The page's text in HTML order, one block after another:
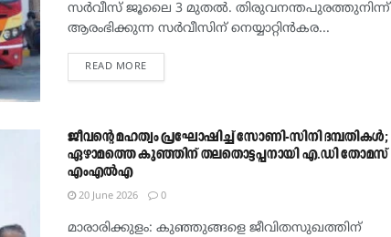
സർവീസ് ജൂലൈ 3 മുതൽ. തിരുവനന്തപുരത്തുനിന്ന്
ആരംഭിക്കുന്ന സർവീസിന് നെയ്യാറ്റിൻകര...
READ MOREDETAILS
ജീവന്റെ മഹത്വം പ്രഘോഷിച്ച് സോണി-സിനി ദമ്പതികൾ;
ഏഴാമത്തെ കുഞ്ഞിന് തലതൊട്ടപ്പനായി എ.ഡി തോമസ്
എംഎൽഎ
20 June 2026
0
മാരാരിക്കുളം: കുഞ്ഞുങ്ങളെ ജീവിതസുഖത്തിന്